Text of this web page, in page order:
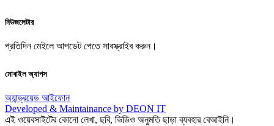
নিউজলেটার
প্রতিদিন মেইলে আপডেট পেতে সাবস্ক্রাইব করুন।
মোবাইল অ্যাপস
অ্যান্ড্রয়েড আইফোন
Developed & Maintainance by DEON IT
এই ওয়েবসাইটের কোনো লেখা, ছবি, ভিডিও অনুমতি ছাড়া ব্যবহার বেআইনি।